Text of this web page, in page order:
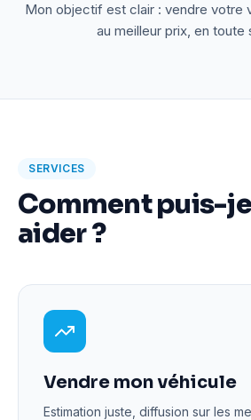
Mon objectif est clair : vendre votre
au meilleur prix, en toute
SERVICES
Comment puis-
aider ?
Vendre mon véhicule
Estimation juste, diffusion sur les